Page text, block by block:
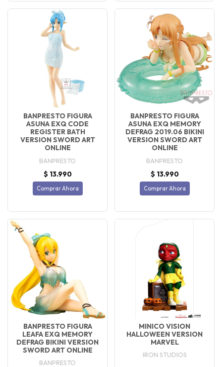
BANPRESTO FIGURA
ASUNA EXQ CODE
REGISTER BATH
VERSION SWORD ART
ONLINE
BANPRESTO
$ 13.990
Comprar Ahora
BANPRESTO FIGURA
ASUNA EXQ MEMORY
DEFRAG 2019.06 BIKINI
VERSION SWORD ART
ONLINE
BANPRESTO
$ 13.990
Comprar Ahora
BANPRESTO FIGURA
LEAFA EXQ MEMORY
DEFRAG BIKINI VERSION
SWORD ART ONLINE
BANPRESTO
MINICO VISION
HALLOWEEN VERSION
MARVEL
IRON STUDIOS